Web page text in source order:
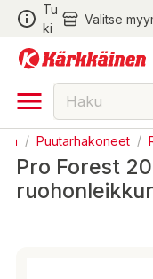
Tu
ki
Valitse
/ Puutarhakoneet /
Pro Forest